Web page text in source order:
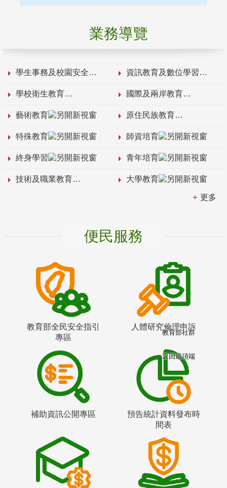
業務導覽
學生事務及校園安全 資訊教育及數位學習
學校衛生教育 國際及兩岸教育
藝術教育 原住民族教育
特殊教育 師資培育
終身學習 青年培育
技術及職業教育 大學教育
更多
便民服務
教育部全民安全指引
專區
人體研究倫理申訴
補助資訊公開專區
預告統計資料發布時
間表
教育部社群
返回最頂端